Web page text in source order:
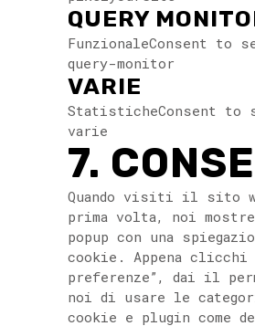
QUERY
FunzionaleConsent to
query-monitor
VARIE
StatisticheConsent to
varie
7.
Quando visiti il sito
prima volta, noi
popup con una
cookie. Appena clicchi
preferenze”, dai il
noi di usare le
cookie e plugin come